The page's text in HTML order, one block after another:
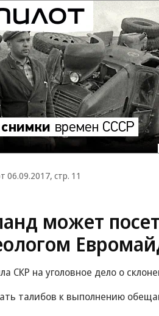
06.09.2017, стр. 11
может
СКР на уголовное дело о
талибов к выполнению